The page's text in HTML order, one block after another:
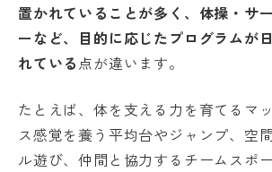
置かれていることが多く、体操・サ
ーなど、目的に応じたプログラムが
れている点が違います。
たとえば、体を支える力を育てるマ
ス感覚を養う平均台やジャンプ、空
ル遊び、仲間と協力するチームスポ